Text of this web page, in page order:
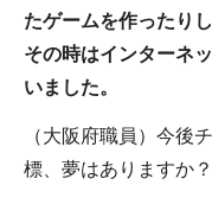
たゲームを作ったりし
その時はインターネ
いました。
（大阪府職員）今後
標、夢はありますか？